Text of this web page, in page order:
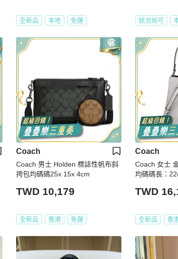
全新品 本地 免運 狀況尚可
Coach
Coach 男士 Holden 標誌性帆布斜
挎包均碼碼25x 15x 4cm
TWD 10,179
全新品 香港 免運
Coach
Coach 女士
均碼碼長：
TWD
全新品 香